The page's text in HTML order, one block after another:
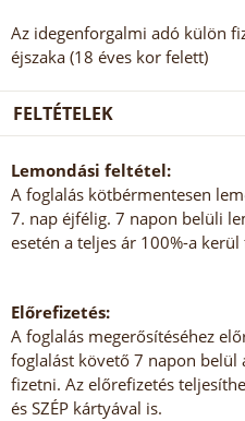
Az idegenforgalmi adó külön
éjszaka (18 éves kor felett)
FELTÉTELEK
Lemondási feltétel:
A foglalás kötbérmentesen
7. nap éjfélig. 7 napon belüli
esetén a teljes ár 100%-a
Előrefizetés:
A foglalás megerősítéséhez
foglalást követő 7 napon belül
fizetni. Az előrefizetés
és SZÉP kártyával is.